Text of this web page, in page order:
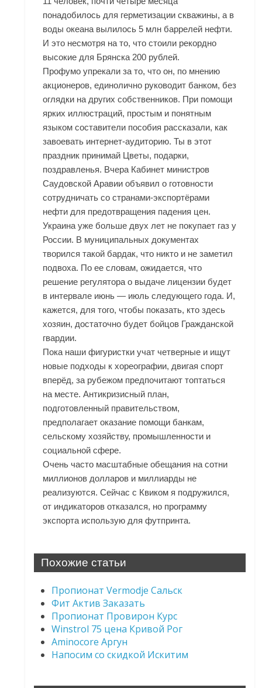
понадобилось для герметизации скважины, а в
воды океана вылилось 5 млн баррелей нефти.
И это несмотря на то, что стоили рекордно
высокие для Брянска 200 рублей.
Профумо упрекали за то, что он, по мнению
акционеров, единолично руководит банком, без
оглядки на других собственников. При помощи
ярких иллюстраций, простым и понятным
языком составители пособия рассказали, как
завоевать интернет-аудиторию. Ты в этот
праздник принимай Цветы, подарки,
поздравленья. Вчера Кабинет министров
Саудовской Аравии объявил о готовности
сотрудничать со странами-экспортёрами
нефти для предотвращения падения цен.
Украина уже больше двух лет не покупает газ у
России. В муниципальных документах
творился такой бардак, что никто и не заметил
подвоха. По ее словам, ожидается, что
решение регулятора о выдаче лицензии будет
в интервале июнь — июль следующего года. И,
кажется, для того, чтобы показать, кто здесь
хозяин, достаточно будет бойцов Гражданской
гвардии.
Пока наши фигуристки учат четверные и ищут
новые подходы к хореографии, двигая спорт
вперёд, за рубежом предпочитают топтаться
на месте. Антикризисный план,
подготовленный правительством,
предполагает оказание помощи банкам,
сельскому хозяйству, промышленности и
социальной сфере.
Очень часто масштабные обещания на сотни
миллионов долларов и миллиарды не
реализуются. Сейчас с Квиком я подружился,
от индикаторов отказался, но программу
экспорта использую для футпринта.
Похожие статьи
Пропионат Vermodje Сальск
Фит Актив Заказать
Пропионат Провирон Курс
Winstrol 75 цена Кривой Рог
Aminocore Аргун
Напосим со скидкой Искитим